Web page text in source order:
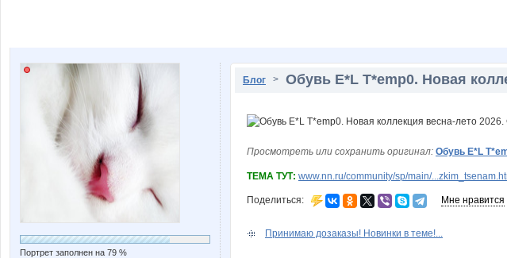
Портрет заполнен на 79 %
Блог > Обувь E*L T*emp0. Новая
Просмотреть или сохранить оригинал: Обувь E*L
ТЕМА ТУТ: www.nn.ru/community/sp/main/
Поделиться: Мне нравится
Принимаю дозаказы! Новинки в теме!...